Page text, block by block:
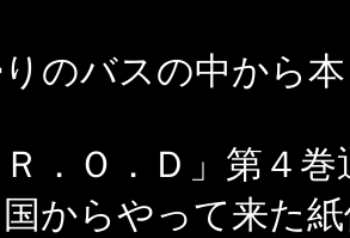
のバスの中から
．Ｏ．Ｄ」第４巻
からやって来た紙